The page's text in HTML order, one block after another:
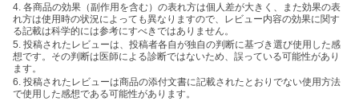
4. 各商品の効果（副作用を含む）の表れ方は個人差が大きく、また効果の表
れ方は使用時の状況によっても異なりますので、レビュー内容の効果に関す
る記載は科学的には参考にすべきではありません。
5. 投稿されたレビューは、投稿者各自が独自の判断に基づき選び使用した感
想です。その判断は医師による診断ではないため、誤っている可能性があり
ます。
6. 投稿されたレビューは商品の添付文書に記載されたとおりでない使用方法
で使用した感想である可能性があります。